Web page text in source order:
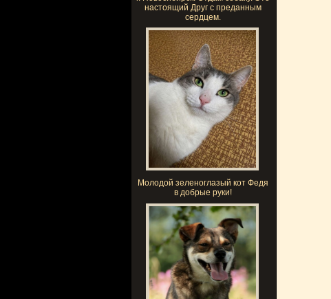
настоящий Друг с преданным
сердцем.
Молодой зеленоглазый кот Федя
в добрые руки!